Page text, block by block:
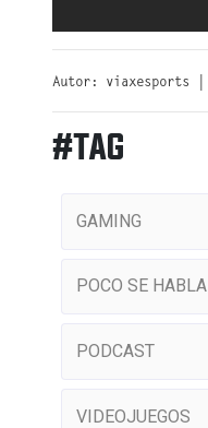
Autor: viaxesports |
#TAG
GAMING
POCO SE HABLA
PODCAST
VIDEOJUEGOS